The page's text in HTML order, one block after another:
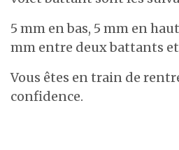
5 mm en bas, 5 mm en
mm entre deux battants et
Vous êtes en train de
confidence.